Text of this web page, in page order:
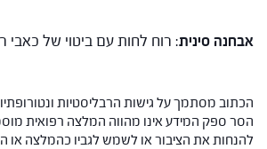
אבחנה סינית: רוח לחות עם ביטוי של כאבי
הכתוב מסתמך על גישות הרבליסטיות
הסר ספק המידע אינו מהווה המלצה רפואית
להנחות את הציבור או לשמש לגביו כהמלצה או